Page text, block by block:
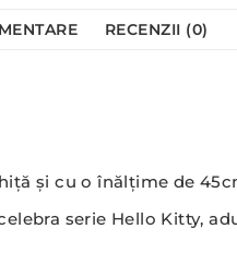
RECENZII (0)
și cu o înălțime de
serie Hello Kitty,